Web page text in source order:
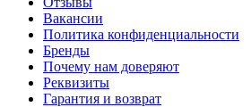
Вакансии
Политика конфиденциальности
Бренды
Почему нам доверяют
Реквизиты
Гарантия и возврат